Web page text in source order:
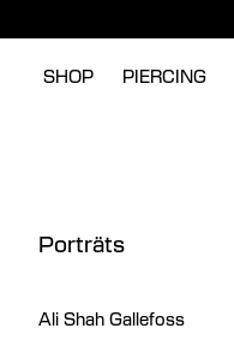
SHOP PIERCING
Porträts
Ali Shah Gallefoss